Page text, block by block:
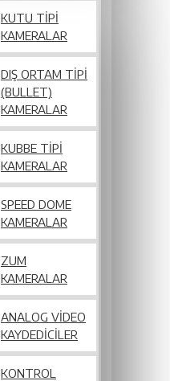
KUTU TIPI
KAMERALAR
DIŞ ORTAM TIPI
(BULLET)
KAMERALAR
KUBBE TIPI
KAMERALAR
SPEED DOME
KAMERALAR
ZUM
KAMERALAR
ANALOG VIDEO
KAYDEDICILER
KONTROL